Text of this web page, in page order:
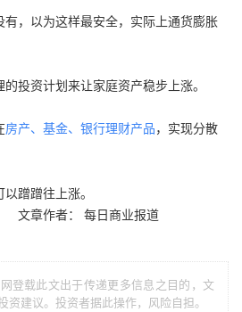
，以为这样最安全，实际上通货膨胀
投资计划来让家庭资产稳步上涨。
房产、基金、银行理财产品，实现分散
蹭蹭往上涨。
文章作者： 每日商业报道
登载此文出于传递更多信息之目的，文
资建议。投资者据此操作，风险自担。